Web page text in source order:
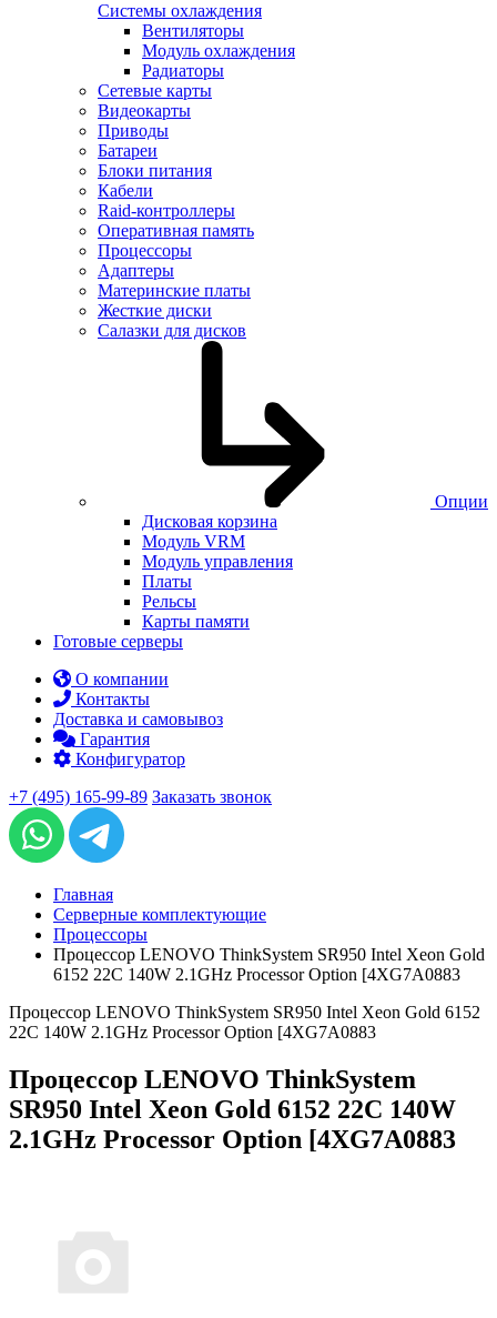
Системы охлаждения
Вентиляторы
Модуль охлаждения
Радиаторы
Сетевые карты
Видеокарты
Приводы
Батареи
Блоки питания
Кабели
Raid-контроллеры
Оперативная память
Процессоры
Адаптеры
Материнские платы
Жесткие диски
Салазки для дисков
Опции
Дисковая корзина
Модуль VRM
Модуль управления
Платы
Рельсы
Карты памяти
Готовые серверы
О компании
Контакты
Доставка и самовывоз
Гарантия
Конфигуратор
+7 (495) 165-99-89 Заказать звонок
Главная
Серверные комплектующие
Процессоры
Процессор LENOVO ThinkSystem SR950 Intel Xeon Gold
6152 22C 140W 2.1GHz Processor Option [4XG7A0883
Процессор LENOVO ThinkSystem SR950 Intel Xeon Gold 6152
22C 140W 2.1GHz Processor Option [4XG7A0883
Процессор LENOVO ThinkSystem
SR950 Intel Xeon Gold 6152 22C 140W
2.1GHz Processor Option [4XG7A0883